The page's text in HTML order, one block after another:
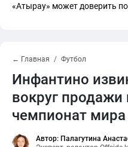
«Атырау» может доверить
← Главная Футбол
Инфантино
вокруг продажи
чемпионат мира
Автор: Палагутина